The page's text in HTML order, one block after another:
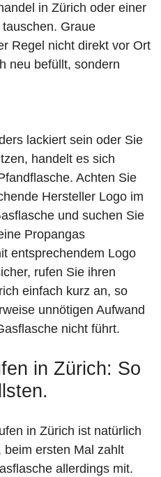
in Zürich oder einer
Graue
Regel nicht direkt vor Ort
neu befüllt, sondern
lackiert sein oder Sie
handelt es sich
Achten Sie
Hersteller Logo im
und suchen Sie
Propangas
entsprechendem Logo
rufen Sie ihren
einfach kurz an, so
unnötigen Aufwand
nicht führt.
in Zürich: So
in Zürich ist natürlich
ersten Mal zahlt
allerdings mit.